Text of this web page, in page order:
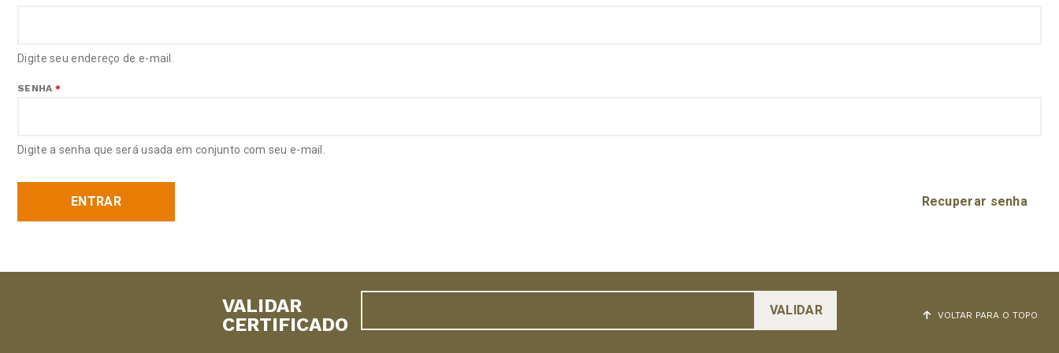
Digite seu endereço de e-mail.
SENHA *
Digite a senha que será usada em conjunto com seu e-mail.
Recuperar senha
VOLTAR PARA O TOPO
VALIDAR
CERTIFICADO